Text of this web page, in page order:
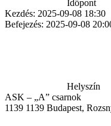
Időpont
Kezdés: 2025-09-08 18:30
Befejezés: 2025-09-08
Helyszín
ASK – „A” csarnok
1139 1139 Budapest,